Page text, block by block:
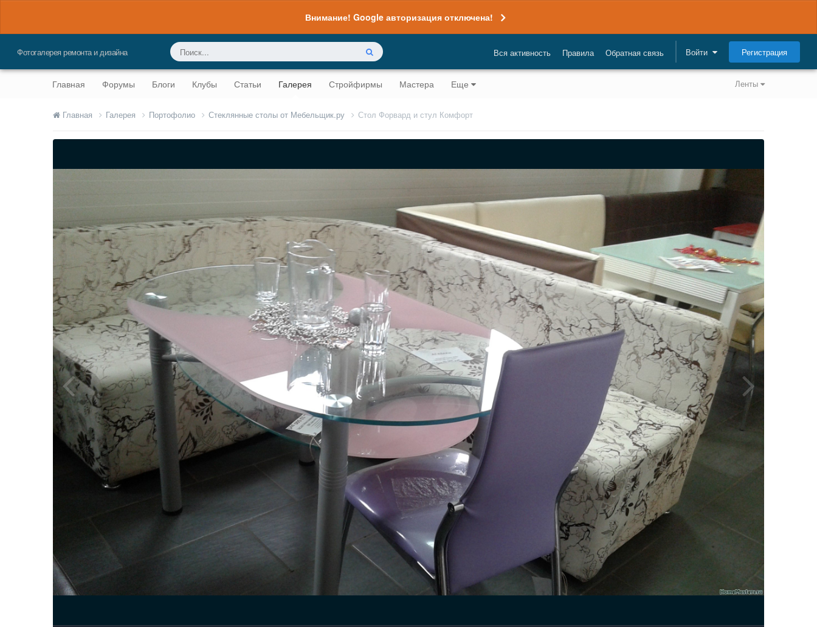
Внимание! Google авторизация отключена!
Фотогалерея ремонта и дизайна Вся активность Правила Обратная связь Войти Регистрация
Ленты
Главная Форумы Блоги Клубы Статьи Галерея Стройфирмы Мастера Еще
Главная Галерея Портофолио Стеклянные столы от Мебельщик.ру Стол Форвард и стул Комфорт